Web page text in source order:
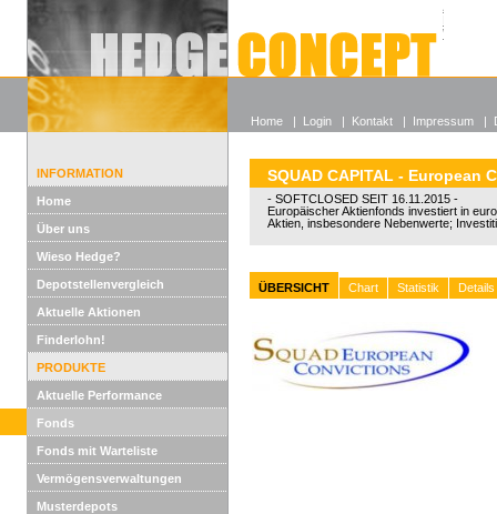
Alle
Wieso
INFORMATION
Home
Über uns
Wieso Hedge?
Depotstellenvergleich
Aktuelle Aktionen
Finderlohn!
PRODUKTE
Aktuelle Performance
Fonds
Fonds mit Warteliste
Vermögensverwaltungen
Musterdepots
SQUAD CAPITAL - European
- SOFTCLOSED SEIT 16.11.2015 -
Europäischer Aktienfonds investiert in
Aktien, insbesondere Nebenwerte;
ÜBERSICHT Chart Statistik Details
Home | Login | Kontakt | Impressum |